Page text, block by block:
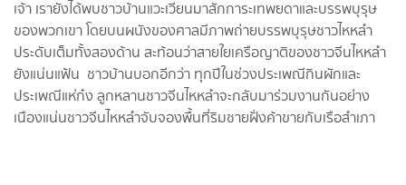
เจ้า เรายังได้พบชาวบ้านแวะเวียนมาสักการะเทพยดาและบรรพบุรุษ
ของพวกเขา โดยบนผนังของศาลมีภาพถ่ายบรรพบุรุษชาวไหหลำ
ประดับเต็มทั้งสองด้าน สะท้อนว่าสายใยเครือญาติของชาวจีนไหหลำ
ยังแน่นแฟ้น ชาวบ้านบอกอีกว่า ทุกปีในช่วงประเพณีกินผักและ
ประเพณีแห่ก๋ง ลูกหลานชาวจีนไหหลำจะกลับมาร่วมงานกันอย่าง
เนืองแน่นชาวจีนไหหลำจับจองพื้นที่ริมชายฝั่งค้าขายกับเรือสำเภา